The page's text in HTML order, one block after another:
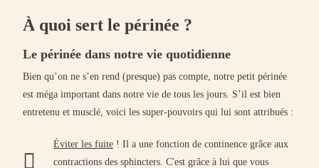
À quoi sert le périnée ?
Le périnée dans notre vie quotidienne
Bien qu’on ne s’en rend (presque) pas compte, notre petit périnée
est méga important dans notre vie de tous les jours. S’il est bien
entretenu et musclé, voici les super-pouvoirs qui lui sont attribués :
Éviter les fuite! Il a une fonction de continence grâce aux
contractions des sphincters. C'est grâce à lui que vous